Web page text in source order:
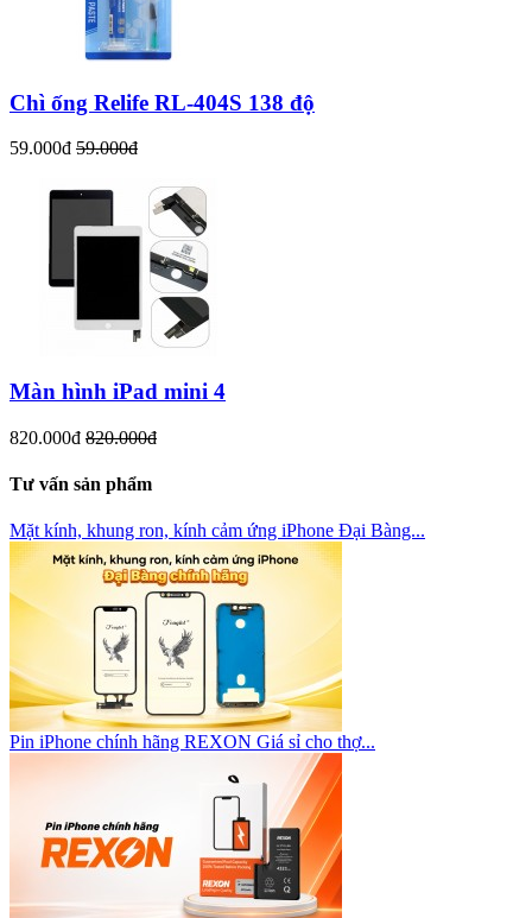
Chì ống Relife RL-404S 138 độ
59.000đ 59.000đ
Màn hình iPad mini 4
820.000đ 820.000đ
Tư vấn sản phẩm
Mặt kính, khung ron, kính cảm ứng iPhone Đại Bàng...
Pin iPhone chính hãng REXON Giá sỉ cho thợ...